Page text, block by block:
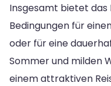
Insgesamt bietet das
Bedingungen für
oder für eine
Sommer und milden
einem attraktiven